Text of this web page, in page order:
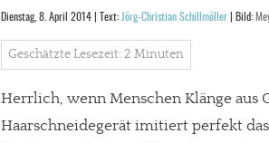
Dienstag, 8. April 2014 | Text: Jörg-Christian Schillmöller | Bild:
Geschätzte Lesezeit: 2 Minuten
Herrlich, wenn Menschen Klänge aus
Haarschneidegerät imitiert perfekt